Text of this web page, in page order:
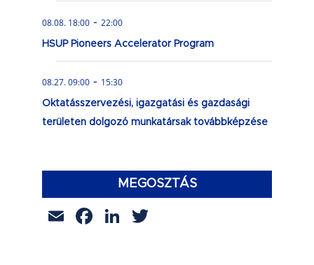
08.08. 18:00 - 22:00
HSUP Pioneers Accelerator Program
08.27. 09:00 - 15:30
Oktatásszervezési, igazgatási és gazdasági
területen dolgozó munkatársak továbbképzése
MEGOSZTÁS
EmailFacebook
LinkedIn